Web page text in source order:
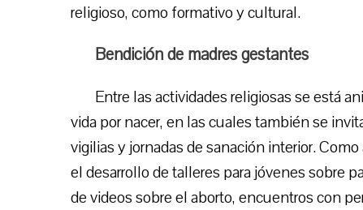
religioso, como formativo y cultural.
Bendición de madres gestantes
Entre las actividades religiosas se está
vida por nacer, en las cuales también se
vigilias y jornadas de sanación interior.
el desarrollo de talleres para jóvenes sobre
de videos sobre el aborto, encuentros con